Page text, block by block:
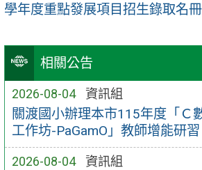
相關公告
2026-08-04 資訊組
關渡國小辦理本市115年度「Ｃ
工作坊-PaGamO」教師增能研習
2026-08-04 資訊組
學年度重點發展項目招生錄取名冊